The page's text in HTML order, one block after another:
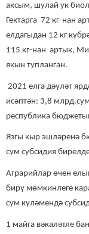
аксым, шулай ук
Гектарга 72 кг-нан
елдагыдан 12 кг
115 кг-нан артык,
якын тупланган.
2021 елга дәүләт
исәптән: 3,8
республика
Язгы кыр эшләренә
сум субсидия
Аграрийлар өчен
бирү мөмкинлеге
сум күләмендә
1 майга вәкаләтле